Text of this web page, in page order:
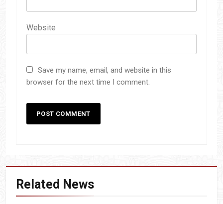
Website
Save my name, email, and website in this
browser for the next time I comment.
Related News